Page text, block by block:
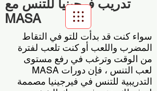
Scroll Menu
تدريب فرجينيا للتنس مع
MASA
سواء كنت قد بدأت للتو في التقاط
المضرب واللعب أو كنت تلعب لفترة
من الوقت وترغب في رفع مستوى
لعب التنس ، فإن دورات MASA
التدريبية للتنس في فيرجينيا مصممة